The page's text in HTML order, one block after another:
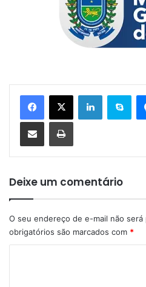
Deixe um comentário
O seu endereço de e-mail não será
obrigatórios são marcados com *